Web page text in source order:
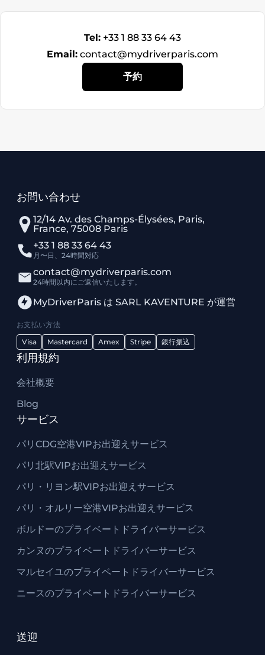
Tel: +33 1 88 33 64 43
Email: contact@mydriverparis.com
予約
お問い合わせ
12/14 Av. des Champs-Élysées, Paris,
France, 75008 Paris
+33 1 88 33 64 43
月〜日、24時間対応
contact@mydriverparis.com
24時間以内にご返信いたします。
MyDriverParis は SARL KAVENTURE が運営
お支払い方法
Visa
Mastercard Amex Stripe 銀行振込
利用規約
会社概要
Blog
サービス
パリCDG空港VIPお出迎えサービス
パリ北駅VIPお出迎えサービス
パリ・リヨン駅VIPお出迎えサービス
パリ・オルリー空港VIPお出迎えサービス
ボルドーのプライベートドライバーサービス
カンヌのプライベートドライバーサービス
マルセイユのプライベートドライバーサービス
ニースのプライベートドライバーサービス
送迎